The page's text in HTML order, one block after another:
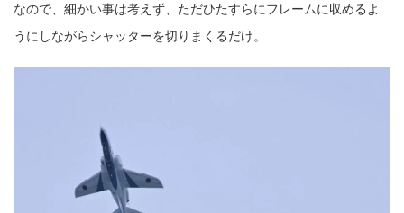
なので、細かい事は考えず、ただひたすらにフレームに収めるよ
うにしながらシャッターを切りまくるだけ。